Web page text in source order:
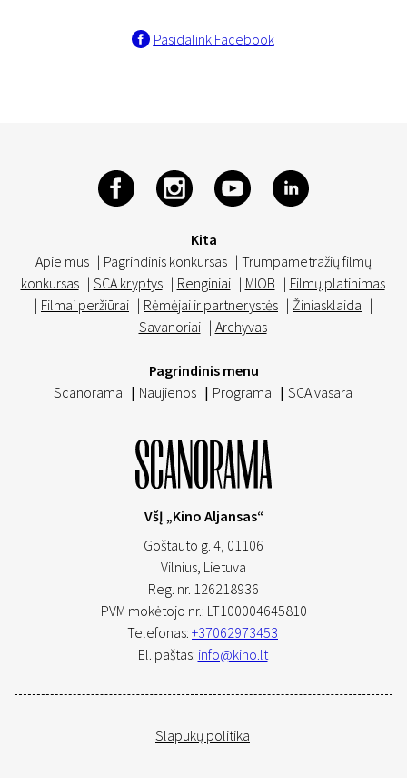
Pasidalink Facebook
Kita
Apie mus | Pagrindinis konkursas | Trumpametražių filmų
konkursas | SCA kryptys | Renginiai | MIOB | Filmų platinimas
| Filmai peržiūrai | Rėmėjai ir partnerystės | Žiniasklaida |
Savanoriai | Archyvas
Pagrindinis menu
Scanorama | Naujienos | Programa | SCA vasara
VšĮ „Kino Aljansas“
Goštauto g. 4, 01106
Vilnius, Lietuva
Reg. nr. 126218936
PVM mokėtojo nr.: LT100004645810
Telefonas: +37062973453
El. paštas: info@kino.lt
Slapukų politika